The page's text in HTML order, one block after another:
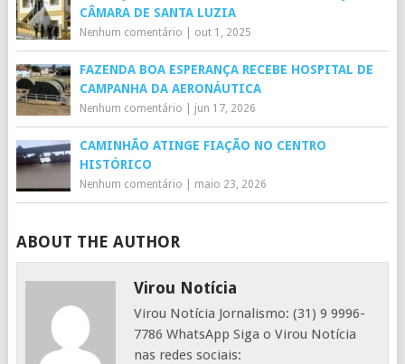
CÂMARA DE SANTA LUZIA
Nenhum comentário out 1, 2025
FAZENDA BOA ESPERANÇA RECEBE HOSPITAL DE
CAMPANHA DA AERONÁUTICA
Nenhum comentário jun 17, 2026
CAMINHÃO ATINGE FIAÇÃO NO CENTRO
HISTÓRICO
Nenhum comentário maio 23, 2026
ABOUT THE AUTHOR
Virou Notícia
Virou Notícia Jornalismo: (31) 9 9996-
7786 WhatsApp Siga o Virou Notícia
nas redes sociais: